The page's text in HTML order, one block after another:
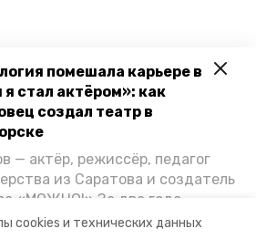
cookies и технических данных
помешала карьере в
стал актёром»: как
создал театр в
— актёр, режиссёр, педагог
из Саратова и создатель
«МОЖНО!» За два года
выпустил восемь спектаклей,